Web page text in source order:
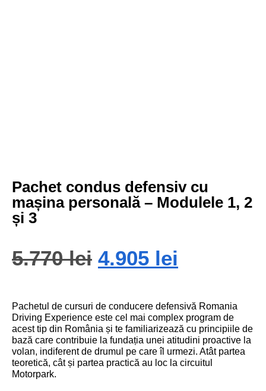
Pachet condus defensiv cu
mașina personală – Modulele 1, 2
și 3
5.770lei 4.905 lei
Pachetul de cursuri de conducere defensivă Romania
Driving Experience este cel mai complex program de
acest tip din România și te familiarizează cu principiile de
bază care contribuie la fundația unei atitudini proactive la
volan, indiferent de drumul pe care îl urmezi. Atât partea
teoretică, cât și partea practică au loc la circuitul
Motorpark.